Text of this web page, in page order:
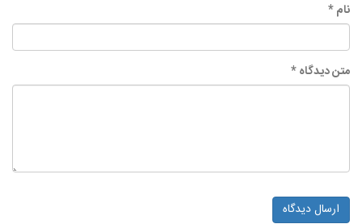
نام *
متن دیدگاه *
ارسال دیدگاه